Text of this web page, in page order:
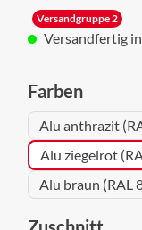
Versandgruppe 2
Versandfertig in
Farben
Alu anthrazit
Alu ziegelrot
Alu braun (RAL